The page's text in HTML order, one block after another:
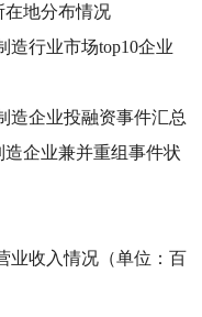
在地分布情况
造行业市场top10企业
造企业投融资事件汇总
企业兼并重组事件状
业收入情况（单位：百